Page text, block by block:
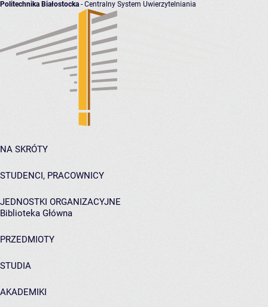
Politechnika Białostocka - Centralny System Uwierzytelniania
NA SKRÓTY
STUDENCI, PRACOWNICY
JEDNOSTKI ORGANIZACYJNE
Biblioteka Główna
PRZEDMIOTY
STUDIA
AKADEMIKI